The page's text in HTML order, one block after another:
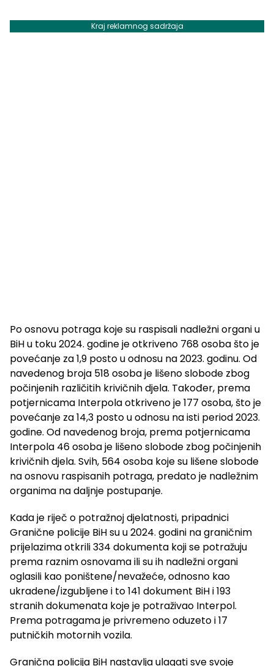
Kraj reklamnog sadržaja
Po osnovu potraga koje su raspisali nadležni organi u
BiH u toku 2024. godine je otkriveno 768 osoba što je
povećanje za 1,9 posto u odnosu na 2023. godinu. Od
navedenog broja 518 osoba je lišeno slobode zbog
počinjenih različitih krivičnih djela. Također, prema
potjernicama Interpola otkriveno je 177 osoba, što je
povećanje za 14,3 posto u odnosu na isti period 2023.
godine. Od navedenog broja, prema potjernicama
Interpola 46 osoba je lišeno slobode zbog počinjenih
krivičnih djela. Svih, 564 osoba koje su lišene slobode
na osnovu raspisanih potraga, predato je nadležnim
organima na daljnje postupanje.
Kada je riječ o potražnoj djelatnosti, pripadnici
Granične policije BiH su u 2024. godini na graničnim
prijelazima otkrili 334 dokumenta koji se potražuju
prema raznim osnovama ili su ih nadležni organi
oglasili kao poništene/nevažeće, odnosno kao
ukradene/izgubljene i to 141 dokument BiH i 193
stranih dokumenata koje je potraživao Interpol.
Prema potragama je privremeno oduzeto i 17
putničkih motornih vozila.
Granična policija BiH nastavlja ulagati sve svoje